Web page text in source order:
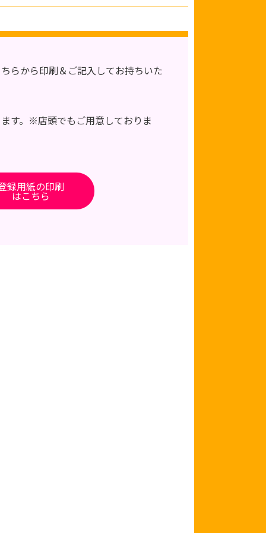
らから印刷＆ご記入してお持ちいた
す。※店頭でもご用意しておりま
録用紙の印刷
はこちら